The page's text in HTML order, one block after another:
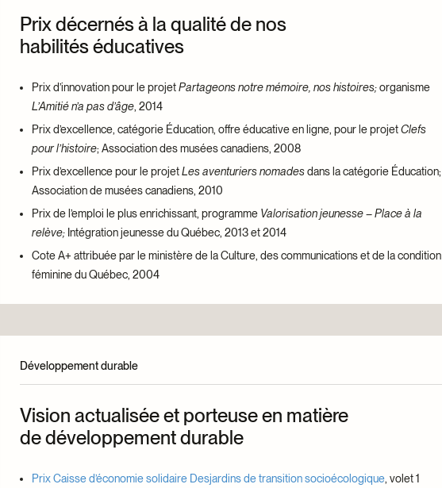
Prix décernés à la qualité de nos
habilités éducatives
Prix d’innovation pour le projetPartageons notre mémoire, nos histoires;organisme
L’Amitié n’a pas d’âge , 2014
Prix d’excellence, catégorie Éducation, offre éducative en ligne, pour le projetClefs
pour l’histoire; Association des musées canadiens, 2008
Prix d’excellence pour le projetLes aventuriers nomadesdans la catégorie Éducation;
Association de musées canadiens, 2010
Prix de l’emploi le plus enrichissant, programme Valorisation jeunesse – Place à la
relève; Intégration jeunesse du Québec, 2013 et 2014
Cote A+ attribuée par le ministère de la Culture, des communications et de la condition
féminine du Québec, 2004
Développement durable
Vision actualisée et porteuse en matière
de développement durable
Prix Caisse d’économie solidaire Desjardins de transition socioécologique , volet 1